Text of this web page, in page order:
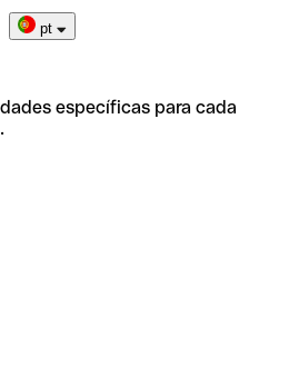
pt
específicas para cada